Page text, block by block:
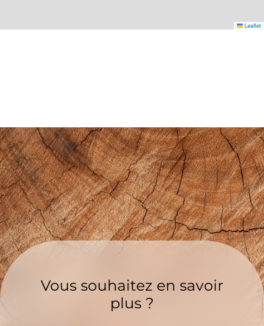
Leaflet
Vous souhaitez en savoir
plus ?